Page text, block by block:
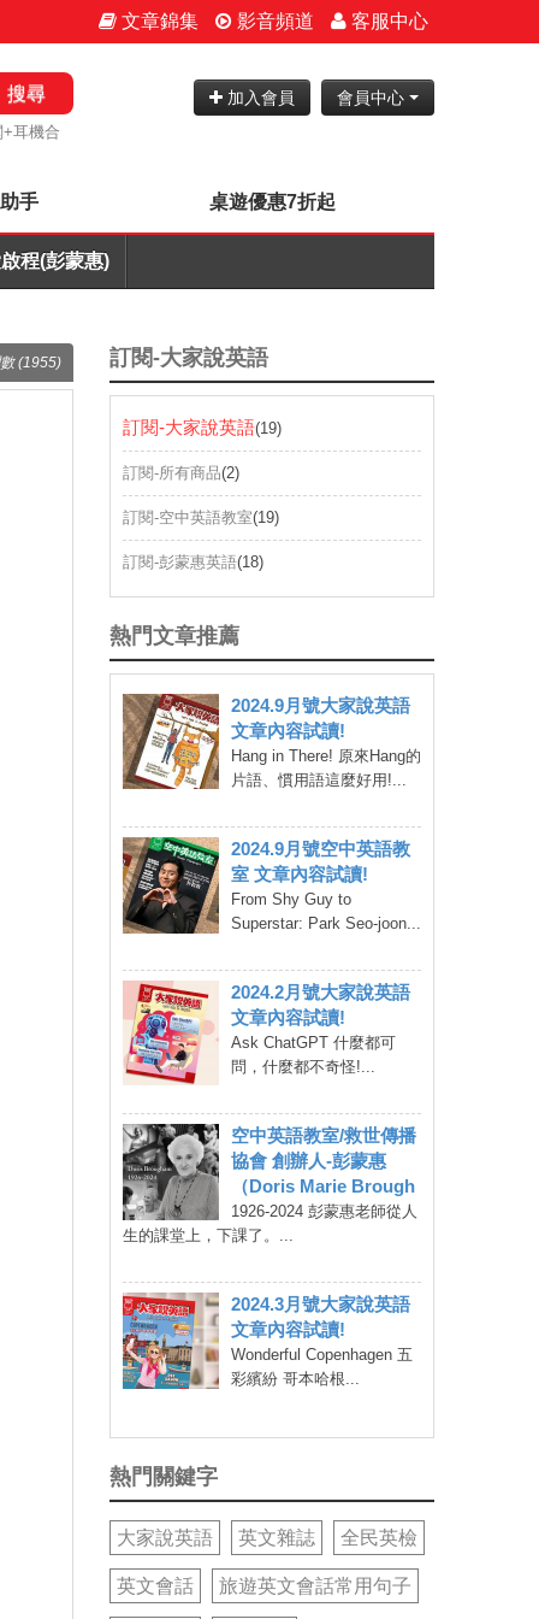
文章錦集 影音頻道 客服中心
搜尋
+耳機合
加入會員 會員中心
手 桌遊優惠7折起
程(彭蒙惠)
(1955) 訂閱-大家說英語
訂閱-大家說英語(19)
訂閱-所有商品(2)
訂閱-空中英語教室(19)
訂閱-彭蒙惠英語(18)
熱門文章推薦
2024.9月號大家說英語
文章內容試讀!
Hang in There! 原來Hang的
片語、慣用語這麼好用!...
2024.9月號空中英語教
室 文章內容試讀!
From Shy Guy to
Superstar: Park Seo-joon...
2024.2月號大家說英語
文章內容試讀!
Ask ChatGPT 什麼都可
問，什麼都不奇怪!...
空中英語教室/救世傳播
協會 創辦人-彭蒙惠
（Doris Marie Brough
1926-2024 彭蒙惠老師從人
生的課堂上，下課了。...
2024.3月號大家說英語
文章內容試讀!
Wonderful Copenhagen 五
彩繽紛 哥本哈根...
熱門關鍵字
大家說英語 英文雜誌 全民英檢
英文會話 旅遊英文會話常用句子